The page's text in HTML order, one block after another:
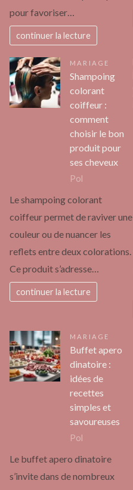
pour favoriser…
continuer la lecture
MARIAGE
Shampoing
colorant
coiffeur :
comment
choisir le bon
produit pour
ses cheveux
Pol
Le shampoing colorant
coiffeur permet de raviver une
couleur ou de nuancer les
reflets entre deux colorations.
Ce produit s’adresse…
continuer la lecture
MARIAGE
Buffet apero
dinatoire :
idées de
recettes
simples et
savoureuses
Pol
Le buffet apero dinatoire
s’invite dans de nombreux